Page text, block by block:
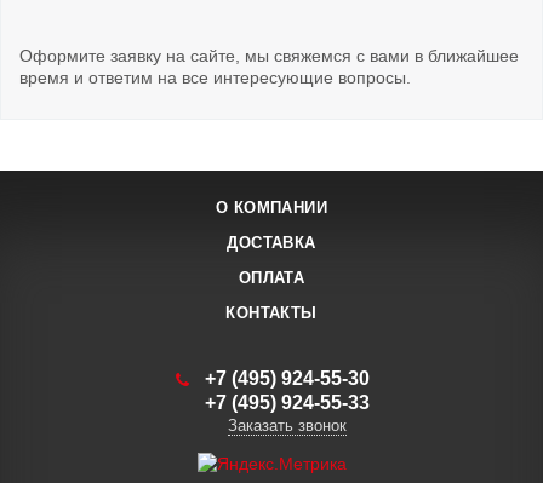
Оформите заявку на сайте, мы свяжемся с вами в ближайшее
время и ответим на все интересующие вопросы.
О КОМПАНИИ
ДОСТАВКА
ОПЛАТА
КОНТАКТЫ
+7 (495) 924-55-30
+7 (495) 924-55-33
Заказать звонок